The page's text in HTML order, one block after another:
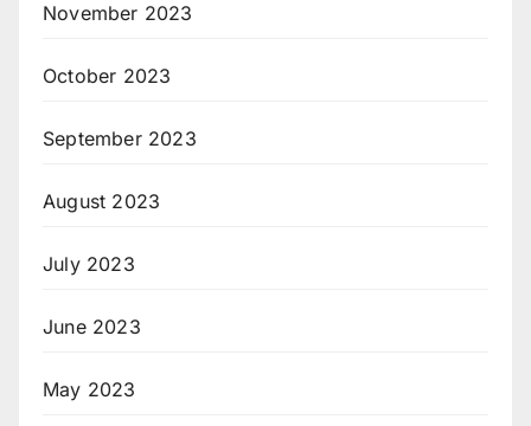
November 2023
October 2023
September 2023
August 2023
July 2023
June 2023
May 2023